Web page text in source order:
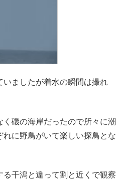
ましたが着水の瞬間は撮れ
磯の海岸だったので所々に潮
に野鳥がいて楽しい探鳥とな
干潟と違って割と近くで観察